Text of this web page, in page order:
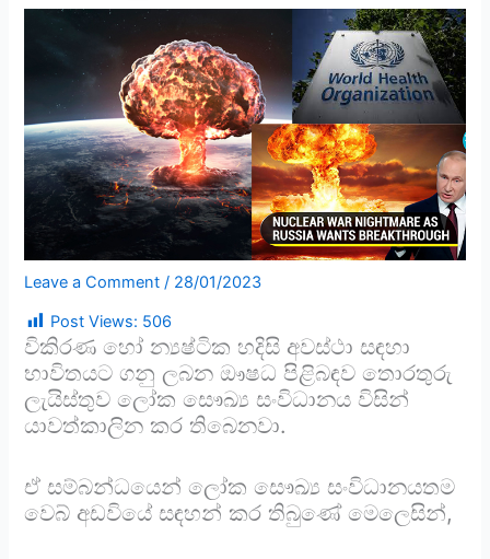
Leave a Comment / 28/01/2023
Post Views: 506
විකිරණ හෝ න්‍යෂ්ටික හදිසි අවස්ථා සඳහා
භාවිතයට ගනු ලබන ඖෂධ පිළිබඳව තොරතුරු
ලැයිස්තුව ලෝක සෞඛ්‍ය සංවිධානය විසින්
යාවත්කාලින කර තිබෙනවා.
ඒ සම්බන්ධයෙන් ලෝක සෞඛ්‍ය සංවිධානයතම
වෙබ් අඩවියේ සඳහන් කර තිබුණේ මෙලෙසින්,